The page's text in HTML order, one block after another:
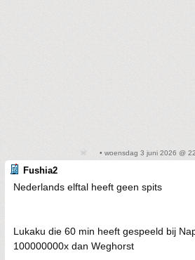
• woensdag 3 juni 2026 @
Fushia2
Nederlands elftal heeft geen spits
Lukaku die 60 min heeft gespeeld bij
100000000x dan Weghorst